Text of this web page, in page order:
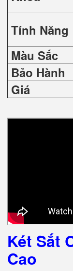
Tính Năng
Màu Sắc
Bảo Hành
Giá
Két Sắt
Cao